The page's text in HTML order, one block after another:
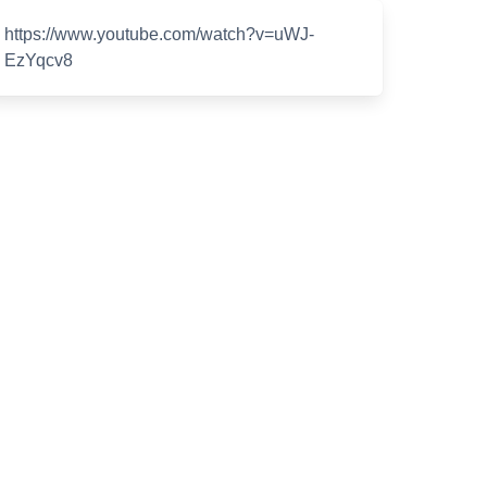
https://www.youtube.com/watch?v=uWJ-
EzYqcv8